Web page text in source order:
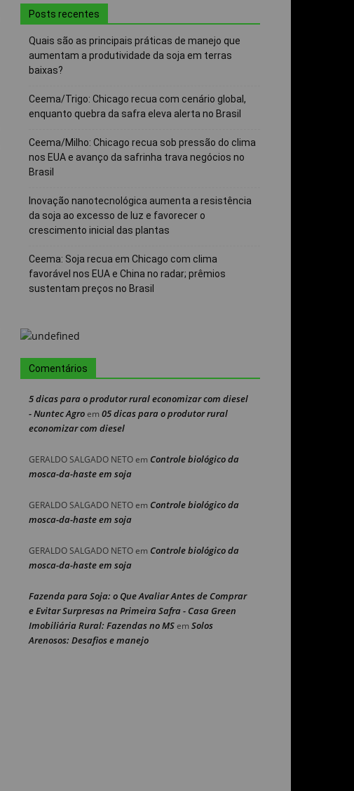
Posts recentes
Quais são as principais práticas de manejo que
aumentam a produtividade da soja em terras
baixas?
Ceema/Trigo: Chicago recua com cenário global,
enquanto quebra da safra eleva alerta no Brasil
Ceema/Milho: Chicago recua sob pressão do clima
nos EUA e avanço da safrinha trava negócios no
Brasil
Inovação nanotecnológica aumenta a resistência
da soja ao excesso de luz e favorecer o
crescimento inicial das plantas
Ceema: Soja recua em Chicago com clima
favorável nos EUA e China no radar; prêmios
sustentam preços no Brasil
Comentários
5 dicas para o produtor rural economizar com diesel
- Nuntec Agroem 05 dicas para o produtor rural
economizar com diesel
GERALDO SALGADO NETOem Controle biológico da
mosca-da-haste em soja
GERALDO SALGADO NETOem Controle biológico da
mosca-da-haste em soja
GERALDO SALGADO NETOem Controle biológico da
mosca-da-haste em soja
Fazenda para Soja: o Que Avaliar Antes de Comprar
e Evitar Surpresas na Primeira Safra - Casa Green
Imobiliária Rural: Fazendas no MSem Solos
Arenosos: Desafios e manejo